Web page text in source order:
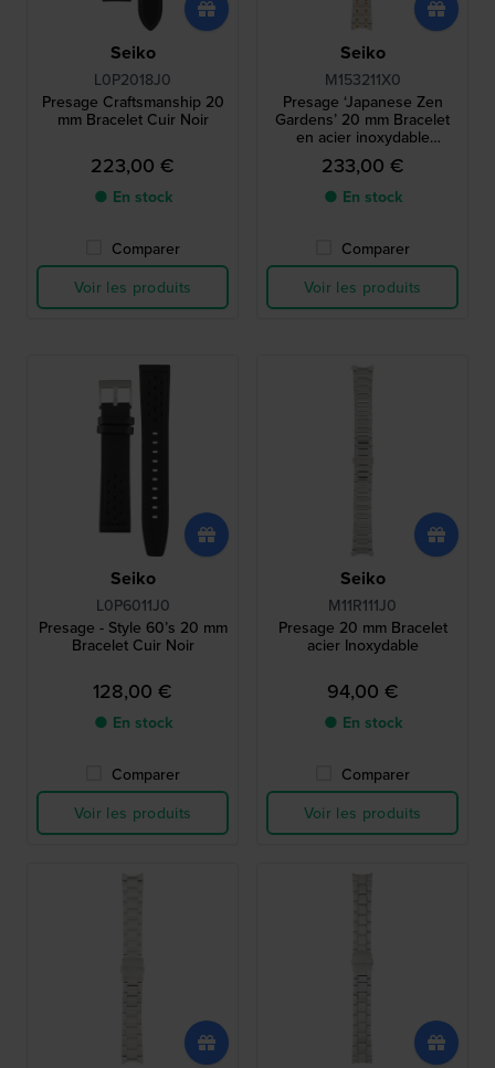
Seiko
L0P2018J0
Presage Craftsmanship 20
mm Bracelet Cuir Noir
223,00 €
● En stock
Comparer
Voir les produits
Seiko
M153211X0
Presage ‘Japanese Zen
Gardens’ 20 mm Bracelet
en acier inoxydable
bicolore
233,00 €
● En stock
Comparer
Voir les produits
Seiko
L0P6011J0
Presage - Style 60’s 20 mm
Bracelet Cuir Noir
128,00 €
● En stock
Comparer
Voir les produits
Seiko
M11R111J0
Presage 20 mm Bracelet
acier Inoxydable
94,00 €
● En stock
Comparer
Voir les produits